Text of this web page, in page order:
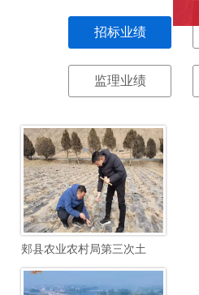
招标业绩
监理业绩